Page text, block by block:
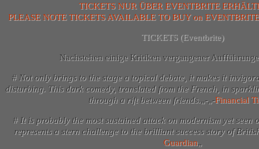
TICKETS NUR ÜBER EVENTBRITE
PLEASE NOTE TICKETS AVAILABLE TO BUY on
TICKETS (Eventbrite)
Nachstehen einige Kritiken vergangener
# Not only brings to the stage a topical debate, it makes it
disturbing. This dark comedy, translated from the French, in
through a rift between friends.„-„-Financial
# It is probably the most sustained attack on modernism yet seen
represents a stern challenge to the brilliant success story of
Guardian„